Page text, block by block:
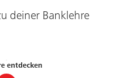
deiner Banklehre
entdecken